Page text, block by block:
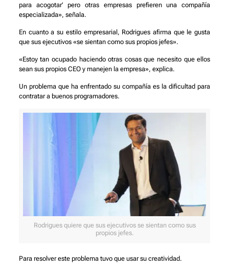
para acogotar’ pero otras empresas prefieren una compañía
especializada», señala.
En cuanto a su estilo empresarial, Rodrigues afirma que le gusta
que sus ejecutivos «se sientan como sus propios jefes».
«Estoy tan ocupado haciendo otras cosas que necesito que ellos
sean sus propios CEO y manejen la empresa», explica.
Un problema que ha enfrentado su compañía es la dificultad para
contratar a buenos programadores.
Rodrigues quiere que sus ejecutivos se sientan como sus
propios jefes.
Para resolver este problema tuvo que usar su creatividad.